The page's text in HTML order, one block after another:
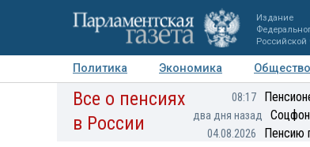
Издание
Российской
Политика Экономика Общество
Авторы Персоны Мнения
Все о пенсиях
в России
08:17
два дня назад
04.08.2026 Пенсию